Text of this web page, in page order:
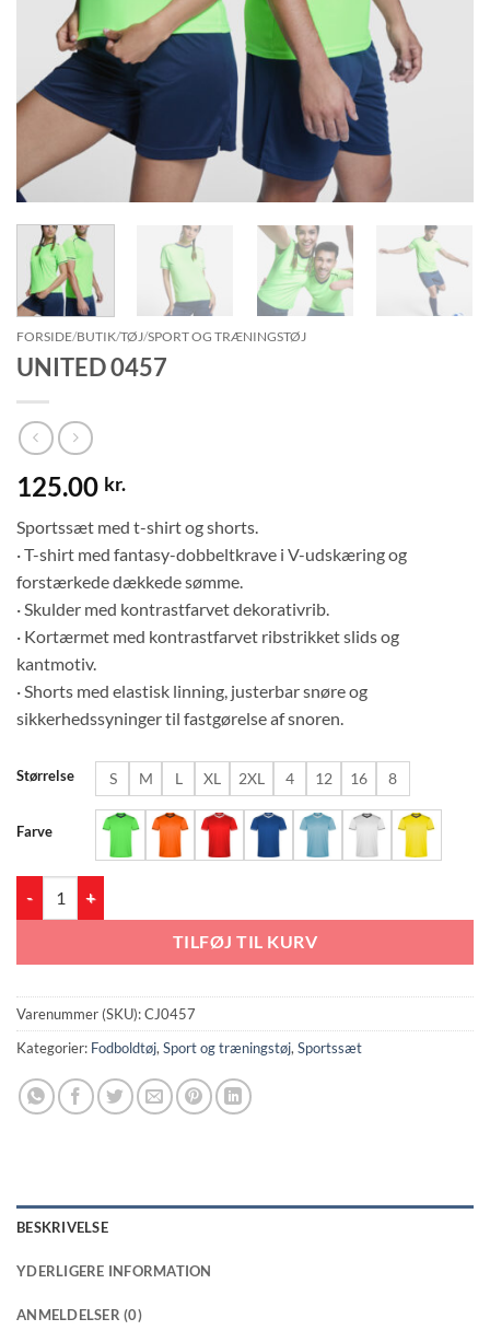
FORSIDE/BUTIK/TØJ/SPORT OG TRÆNINGSTØJ
UNITED 0457
125.00 kr.
Sportssæt med t-shirt og shorts.
· T-shirt med fantasy-dobbeltkrave i V-udskæring og
forstærkede dækkede sømme.
· Skulder med kontrastfarvet dekorativrib.
· Kortærmet med kontrastfarvet ribstrikket slids og
kantmotiv.
· Shorts med elastisk linning, justerbar snøre og
sikkerhedssyninger til fastgørelse af snoren.
Størrelse S M L XL 2XL 4 12 16 8
Farve
TILFØJ TIL KURV
Varenummer (SKU):CJ0457
Kategorier: Fodboldtøj, Sport og træningstøj, Sportssæt
BESKRIVELSE
YDERLIGERE INFORMATION
ANMELDELSER (0)